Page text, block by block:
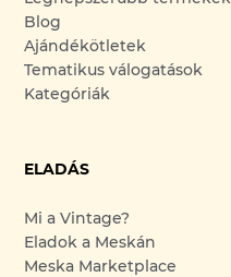
Blog
Ajándékötletek
Tematikus válogatások
Kategóriák
ELADÁS
Mi a Vintage?
Eladok a Meskán
Meska Marketplace